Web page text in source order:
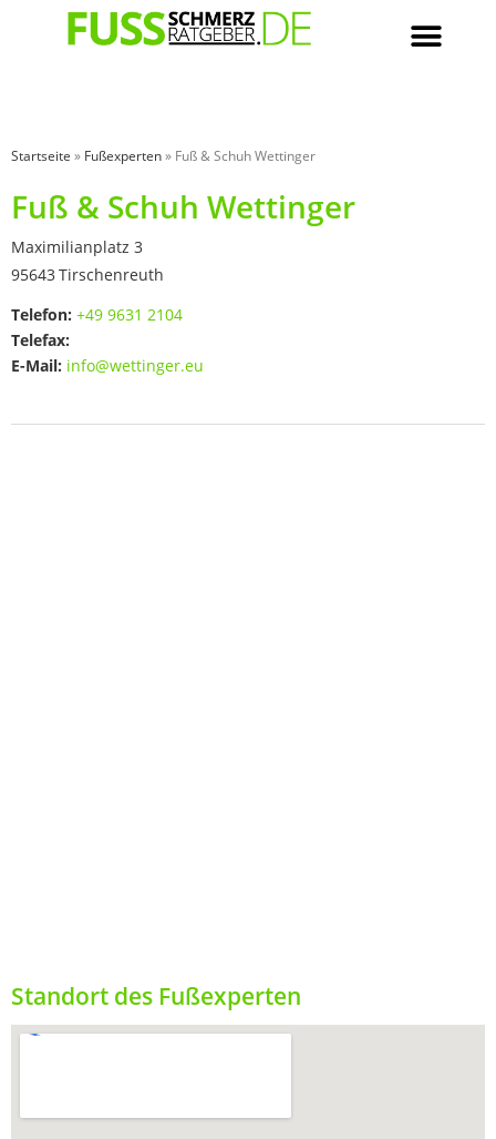
Startseite » Fußexperten» Fuß & Schuh Wettinger
Fuß & Schuh Wettinger
Maximilianplatz 3
95643Tirschenreuth
Telefon: +49 9631 2104
Telefax:
E-Mail: info@wettinger.eu
Standort des Fußexperten